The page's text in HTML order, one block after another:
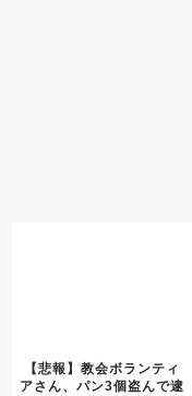
【悲報】教会ボランティ
アさん、パン3個盗んで逮